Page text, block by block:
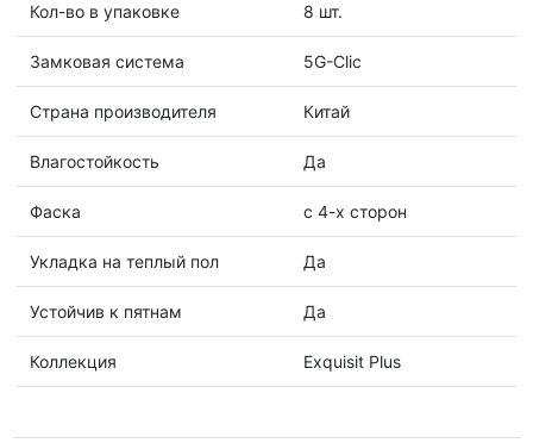
Кол-во в упаковке 8 шт.
Замковая система 5G-Clic
Страна производителя Китай
Влагостойкость Да
Фаска с 4-х сторон
Укладка на теплый пол Да
Устойчив к пятнам Да
Коллекция Exquisit Plus